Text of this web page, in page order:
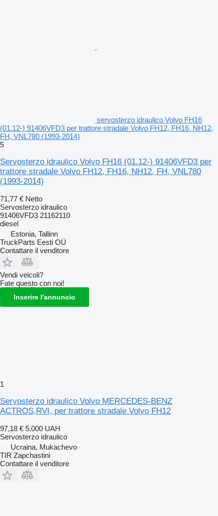
servosterzo idraulico Volvo FH16
(01.12-) 91406VFD3 per trattore stradale Volvo FH12, FH16, NH12,
FH, VNL780 (1993-2014)
5
Servosterzo idraulico Volvo FH16 (01.12-) 91406VFD3 per
trattore stradale Volvo FH12, FH16, NH12, FH, VNL780
(1993-2014)
71,77 € Netto
Servosterzo idraulico
91406VFD3 21162110
diesel
Estonia, Tallinn
TruckParts Eesti OÜ
Contattare il venditore
Vendi veicoli?
Fate questo con noi!
Inserire l'annuncio
1
Servosterzo idraulico Volvo MERCEDES-BENZ
ACTROS,RVI, per trattore stradale Volvo FH12
97,18 € 5.000 UAH
Servosterzo idraulico
Ucraina, Mukachevo
TIR Zapchastini
Contattare il venditore